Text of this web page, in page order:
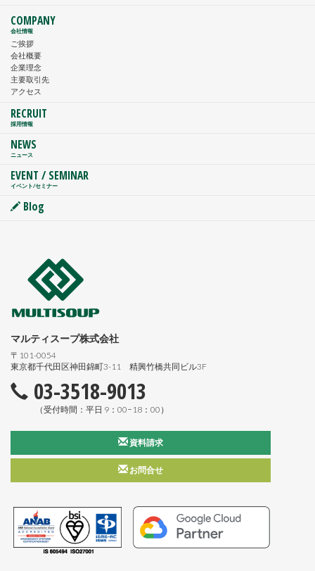
COMPANY
会社情報
ご挨拶
会社概要
企業理念
主要取引先
アクセス
RECRUIT
採用情報
NEWS
ニュース
EVENT / SEMINAR
イベント/セミナー
Blog
マルティスープ株式会社
〒101-0054
東京都千代田区神田錦町3-11 精興竹橋共同ビル3F
03-3518-9013
（受付時間：平日 9：00−18：00）
資料請求
お問合せ